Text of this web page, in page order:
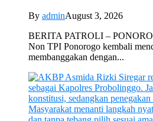
By adminAugust 3, 2026
BERITA PATROLI –
Non TPI Ponorogo kembali
membanggakan dengan...